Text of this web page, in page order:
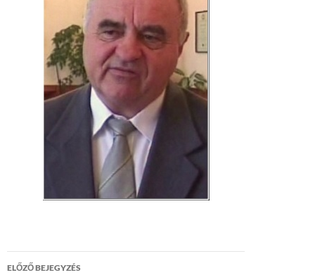
Bejegyzés
ELŐZŐ BEJEGYZÉS